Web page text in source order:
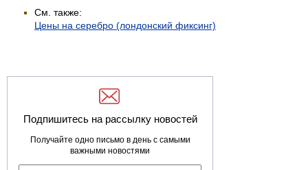
См. также:
Цены на серебро (лондонский фиксинг)
Подпишитесь на рассылку новостей
Получайте одно письмо в день с самыми
важными новостями